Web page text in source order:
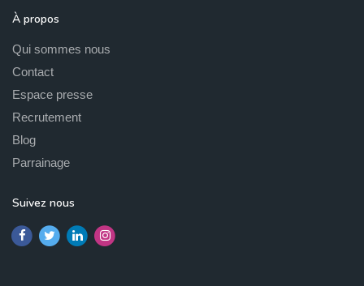
À propos
Qui sommes nous
Contact
Espace presse
Recrutement
Blog
Parrainage
Suivez nous